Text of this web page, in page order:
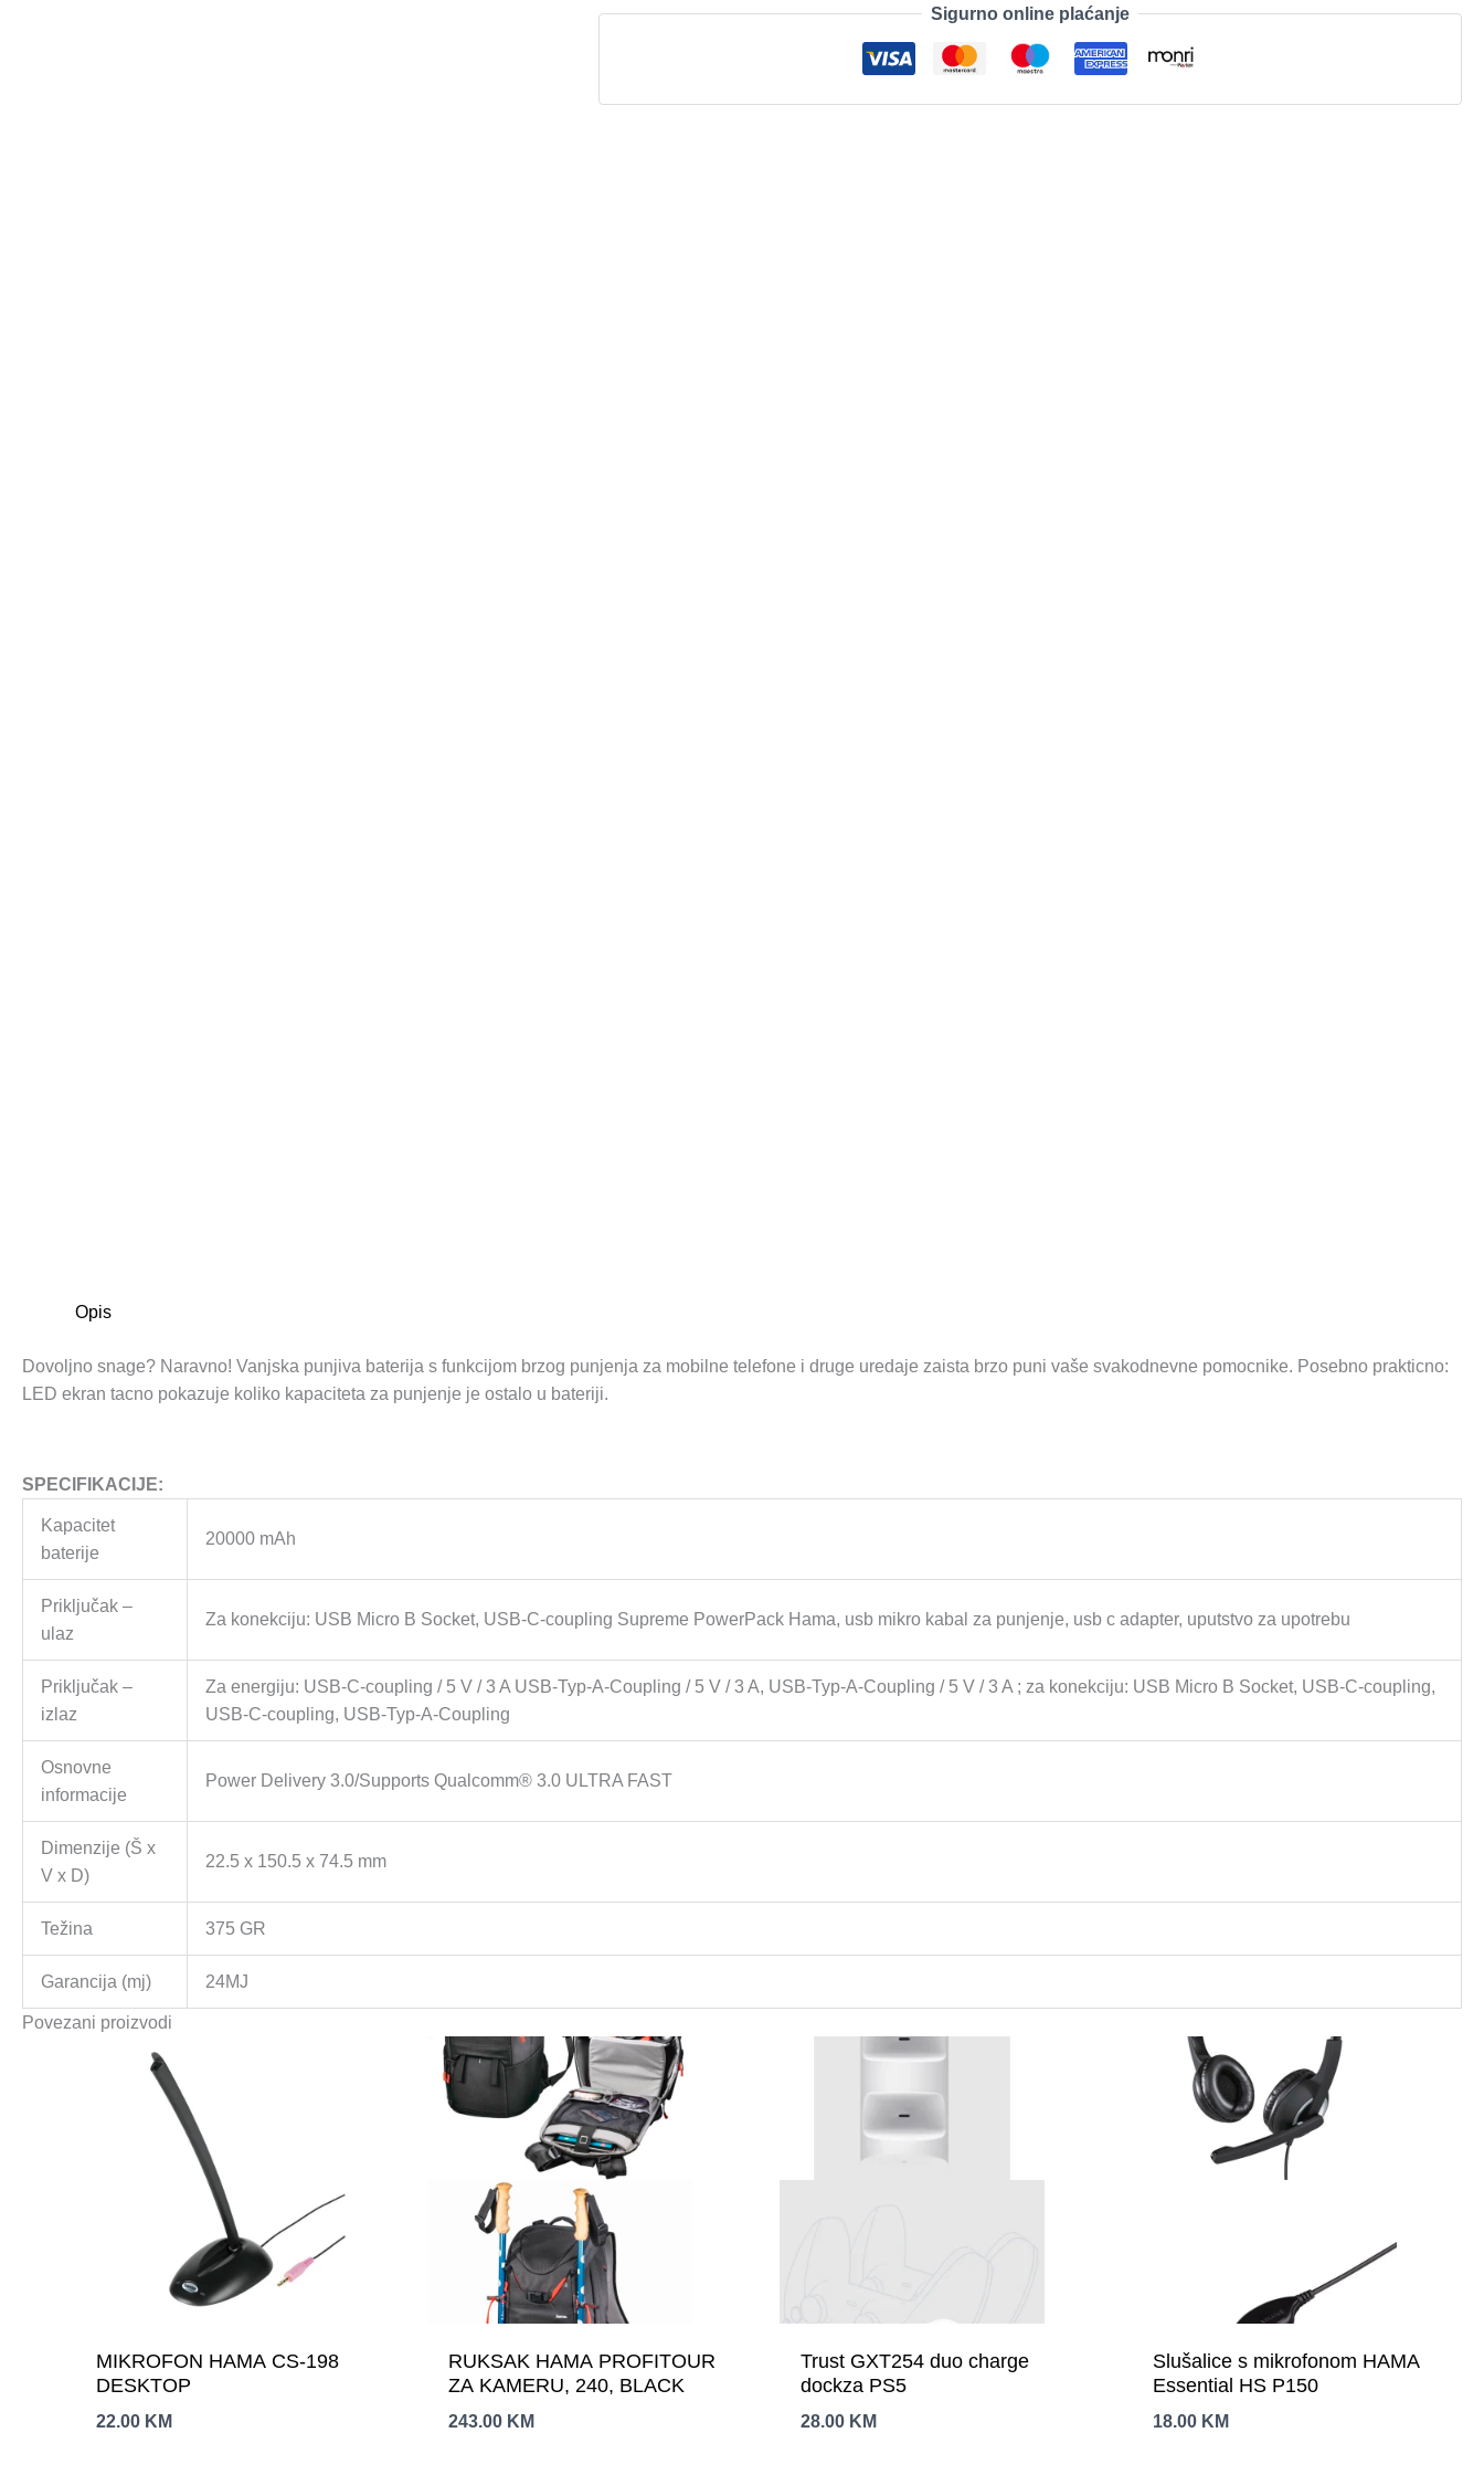
mAh,
Sigurno online plaćanje
Opis
Dovoljno snage? Naravno! Vanjska punjiva baterija s funkcijom brzog punjenja za mobilne telefone i druge uredaje zaista brzo puni vaše svakodnevne pomocnike. Posebno prakticno:
LED ekran tacno pokazuje koliko kapaciteta za punjenje je ostalo u bateriji.
SPECIFIKACIJE:
Kapacitet
baterije
20000 mAh
Priključak –
ulaz
Za konekciju: USB Micro B Socket, USB-C-coupling Supreme PowerPack Hama, usb mikro kabal za punjenje, usb c adapter, uputstvo za upotrebu
Priključak –
izlaz
Za energiju: USB-C-coupling / 5 V / 3 A USB-Typ-A-Coupling / 5 V / 3 A, USB-Typ-A-Coupling / 5 V / 3 A ; za konekciju: USB Micro B Socket, USB-C-coupling,
USB-C-coupling, USB-Typ-A-Coupling
Osnovne
informacije
Power Delivery 3.0/Supports Qualcomm® 3.0 ULTRA FAST
Dimenzije (Š x
V x D)
22.5 x 150.5 x 74.5 mm
Težina 375 GR
Garancija (mj) 24MJ
Povezani proizvodi
MIKROFON HAMA CS-198
DESKTOP
22.00 KM
RUKSAK HAMA PROFITOUR
ZA KAMERU, 240, BLACK
243.00 KM
Trust GXT254 duo charge
dockza PS5
28.00 KM
Slušalice s mikrofonom HAMA
Essential HS P150
18.00 KM